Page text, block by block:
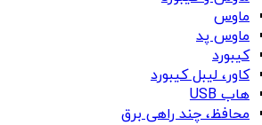
ماوس
ماوس پد
کیبورد
کاور، لیبل کیبورد
هاب USB
محافظ، چند راهی برق